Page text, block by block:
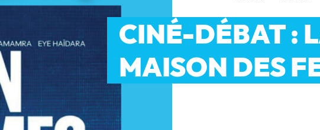
CINÉ-DÉBAT :
MAISON DES